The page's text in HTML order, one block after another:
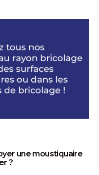
une moustiquaire
?